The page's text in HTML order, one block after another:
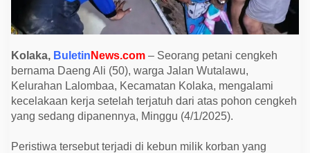
t
u
a
r
i
P
o
h
o
n
D
Kolaka, Buletin News.com – Seorang petani cengkeh
bernama Daeng Ali (50), warga Jalan Wutalawu,
Kelurahan Lalombaa, Kecamatan Kolaka, mengalami
kecelakaan kerja setelah terjatuh dari atas pohon cengkeh
yang sedang dipanennya, Minggu (4/1/2025).
Peristiwa tersebut terjadi di kebun milik korban yang